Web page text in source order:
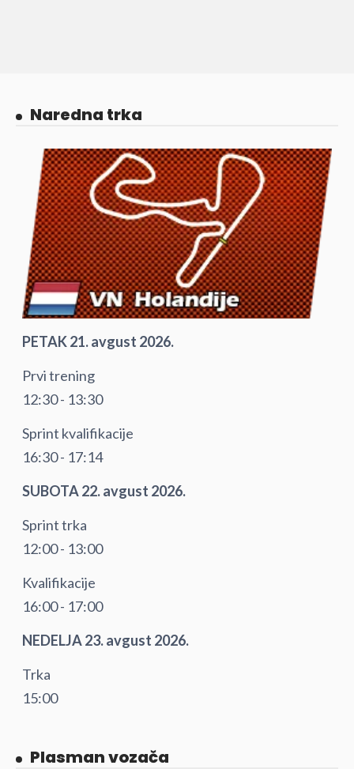
Naredna trka
PETAK 21. avgust 2026.
Prvi trening
12:30 - 13:30
Sprint kvalifikacije
16:30 - 17:14
SUBOTA 22. avgust 2026.
Sprint trka
12:00 - 13:00
Kvalifikacije
16:00 - 17:00
NEDELJA 23. avgust 2026.
Trka
15:00
Plasman vozača